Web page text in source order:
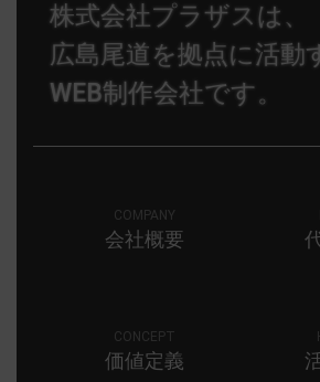
株式会社プラザスは、
広島尾道を拠点に活動
WEB制作会社です。
COMPANY
会社概要
CONCEPT
価値定義